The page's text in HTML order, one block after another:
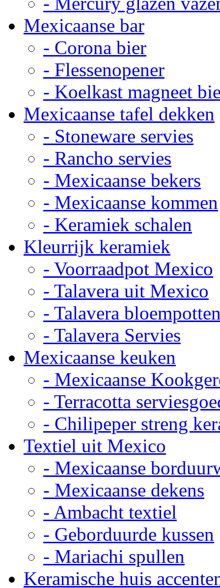
Mexicaanse bar
- Corona bier
- Flessenopener
- Koelkast magneet
Mexicaanse tafel dekken
- Stoneware servies
- Rancho servies
- Mexicaanse bekers
- Mexicaanse kommen
- Keramiek schalen
Kleurrijk keramiek
- Voorraadpot Mexico
- Talavera uit Mexico
- Talavera
- Talavera Servies
Mexicaanse keuken
- Mexicaanse
- Terracotta
- Chilipeper streng
Textiel uit Mexico
- Mexicaanse
- Mexicaanse dekens
- Ambacht textiel
- Geborduurde kussen
- Mariachi spullen
Keramische huis